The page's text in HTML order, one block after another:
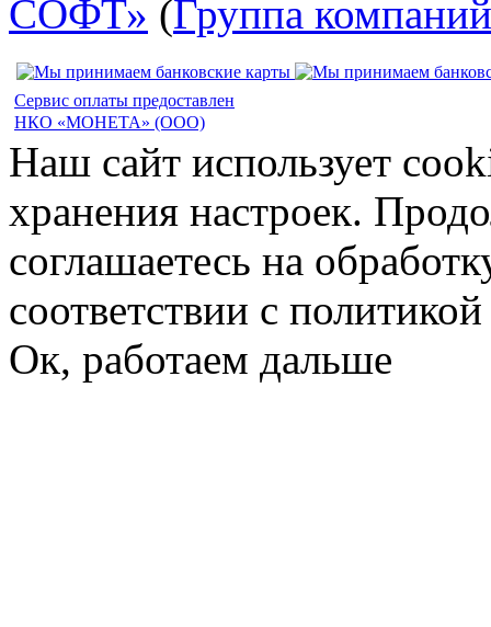
СОФТ» (Группа
Сервис оплаты предоставлен
НКО «МОНЕТА» (ООО)
Наш сайт использует
хранения настроек.
соглашаетесь на
соответствии с
Ок, работаем дальше